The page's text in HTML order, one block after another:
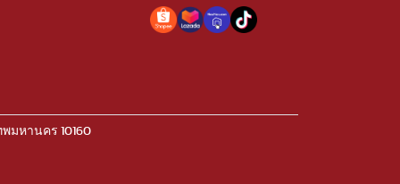
มหานคร 10160